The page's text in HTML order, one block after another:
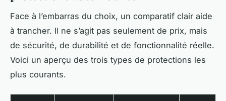
Face à l’embarras du choix, un comparatif clair aide
à trancher. Il ne s’agit pas seulement de prix, mais
de sécurité, de durabilité et de fonctionnalité réelle.
Voici un aperçu des trois types de protections les
plus courants.